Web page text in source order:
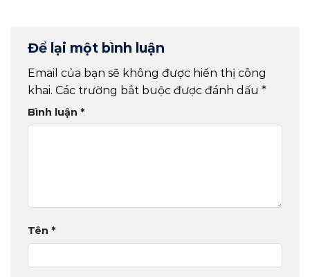
Để lại một bình luận
Email của bạn sẽ không được hiển thị công
khai. Các trường bắt buộc được đánh dấu *
Bình luận *
Tên *